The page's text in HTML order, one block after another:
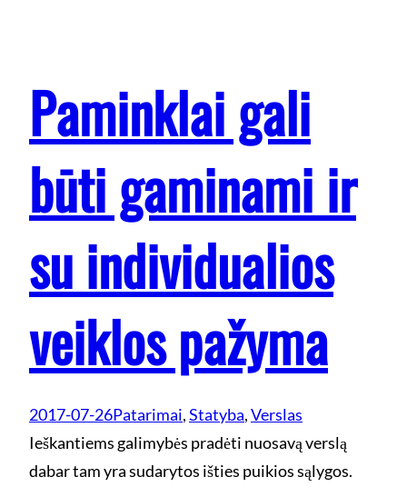
Paminklai gali
būti gaminami ir
su individualios
veiklos pažyma
2017-07-26Patarimai, Statyba, Verslas
Ieškantiems galimybės pradėti nuosavą verslą
dabar tam yra sudarytos išties puikios sąlygos.